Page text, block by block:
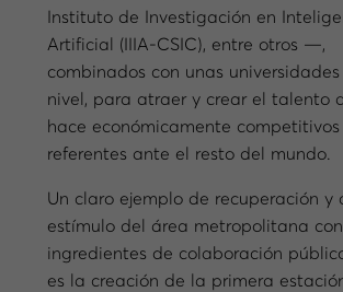
Instituto de Investigación en
Artificial (IIIA-CSIC), entre otros —,
combinados con unas
nivel, para atraer y crear el talento
hace económicamente competitivos
referentes ante el resto del mundo.
Un claro ejemplo de recuperación y
estímulo del área metropolitana con
ingredientes de colaboración
es la creación de la primera